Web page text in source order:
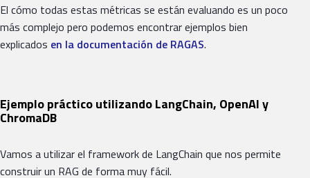
El cómo todas estas métricas se están evaluando es un poco
más complejo pero podemos encontrar ejemplos bien
explicados en la documentación de RAGAS.
Ejemplo práctico utilizando LangChain, OpenAI y
ChromaDB
Vamos a utilizar el framework de LangChain que nos permite
construir un RAG de forma muy fácil.